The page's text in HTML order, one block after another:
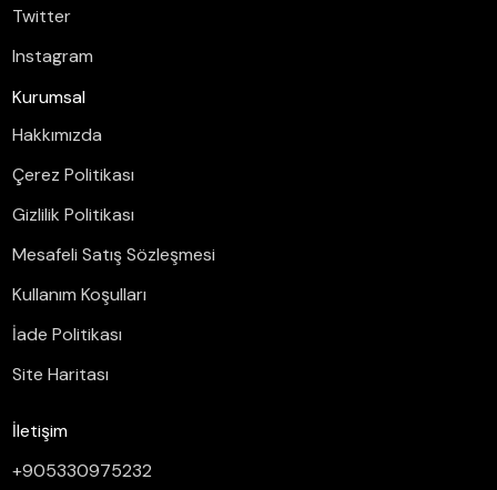
Twitter
Instagram
Kurumsal
Hakkımızda
Çerez Politikası
Gizlilik Politikası
Mesafeli Satış Sözleşmesi
Kullanım Koşulları
İade Politikası
Site Haritası
İletişim
+905330975232